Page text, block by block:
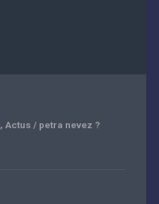
, Actus / petra nevez ?